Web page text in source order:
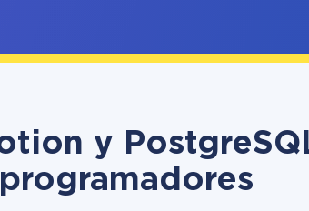
y
programadores